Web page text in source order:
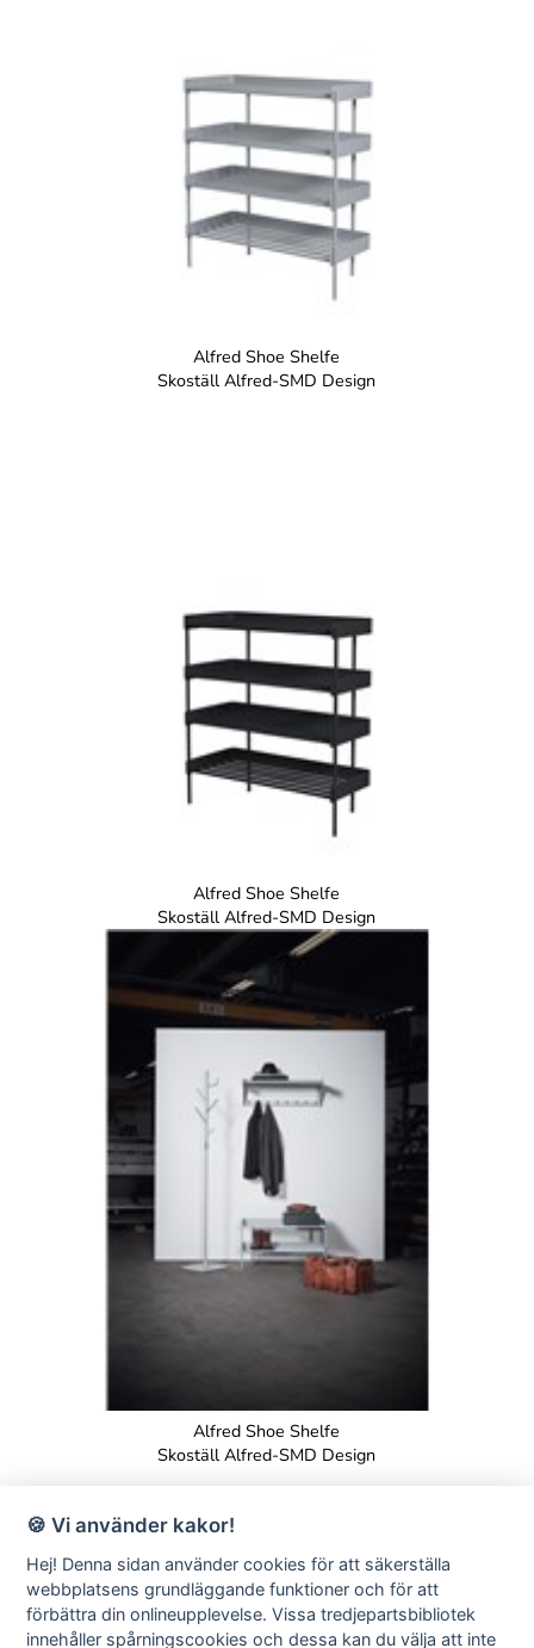
Alfred Shoe Shelfe
Skoställ Alfred-SMD Design
Alfred Shoe Shelfe
Skoställ Alfred-SMD Design
Alfred Shoe Shelfe
Skoställ Alfred-SMD Design
SMD Design · Idrottsvägen 4 · S-333 75 Reftele Sweden · tel +46
🍪 Vi använder kakor!
Hej! Denna sidan använder cookies för att säkerställa
webbplatsens grundläggande funktioner och för att
förbättra din onlineupplevelse. Vissa tredjepartsbibliotek
innehåller spårningscookies och dessa kan du välja att inte